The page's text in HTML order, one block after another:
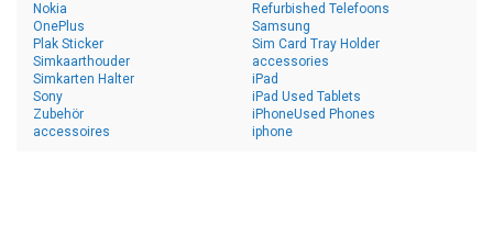
Nokia
OnePlus
Plak Sticker
Refurbished Telefoons
Samsung
Sim Card Tray Holder
Simkaarthouder
Simkarten Halter
Sony
Zubehör
accessoires
accessories
iPad
iPad Used Tablets
iPhoneUsed Phones
iphone